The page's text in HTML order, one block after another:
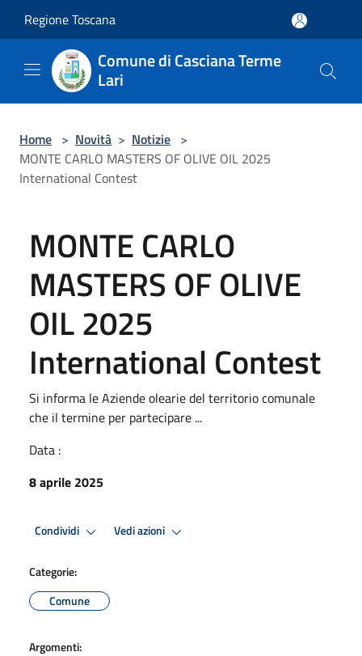
Regione Toscana
Comune di Casciana Terme
Lari
Home > Novità > Notizie >
MONTE CARLO MASTERS OF OLIVE OIL 2025
International Contest
MONTE CARLO
MASTERS OF OLIVE
OIL 2025
International Contest
Si informa le Aziende olearie del territorio comunale
che il termine per partecipare ...
Data :
8 aprile 2025
Condividi Vedi azioni
Categorie:
Comune
Argomenti: